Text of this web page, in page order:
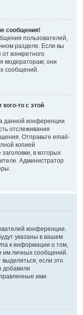
сообщения!
пользователей,
разделе. Если вы
конкретного
модераторам; они
сообщений.
то с этой
данной конференции
отслеживания
Отправьте email-
копией
в которых
Администратор
конференции.
указаны в вашем
к информации о том,
им личных сообщений.
если это
добавили
ими